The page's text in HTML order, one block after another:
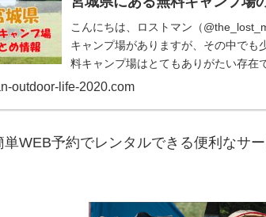
こんにちは、ロストマン（
キャンプ場がありますが、その中でも
料キャンプ場はとてもありがたい存在
をまとめて...
outdoor-life-2020.com
WEB予約でレンタルできる便利なサ